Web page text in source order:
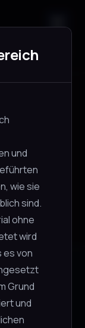
korrekt
und
wie sie
sind.
ohne
wird
es von
Grund
und